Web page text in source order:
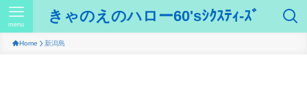
きゃのえのハロー60'sｼｸｽﾃｨ-ｽﾞ
menu
Home 新潟島